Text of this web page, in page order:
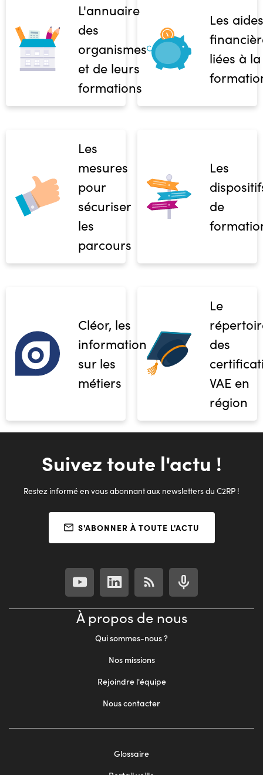
L'annuaire
des
organismes
et de leurs
formations
Les aides
liées à la
Les
mesures
pour
sécuriser
les
parcours
Les
de
Cléor, les
informations
sur les
métiers
Le
des
VAE en
région
Suivez toute l'actu !
Restez informé en vous abonnant aux newsletters du C2RP !
S'ABONNER À TOUTE L'ACTU
À propos de nous
Qui sommes-nous ?
Nos missions
Rejoindre l'équipe
Nous contacter
Glossaire